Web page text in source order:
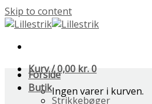
Skip to content
Kurv /0,00 kr.0
Ingen varer i kurven.
Forside
Butik
Strikkebøger